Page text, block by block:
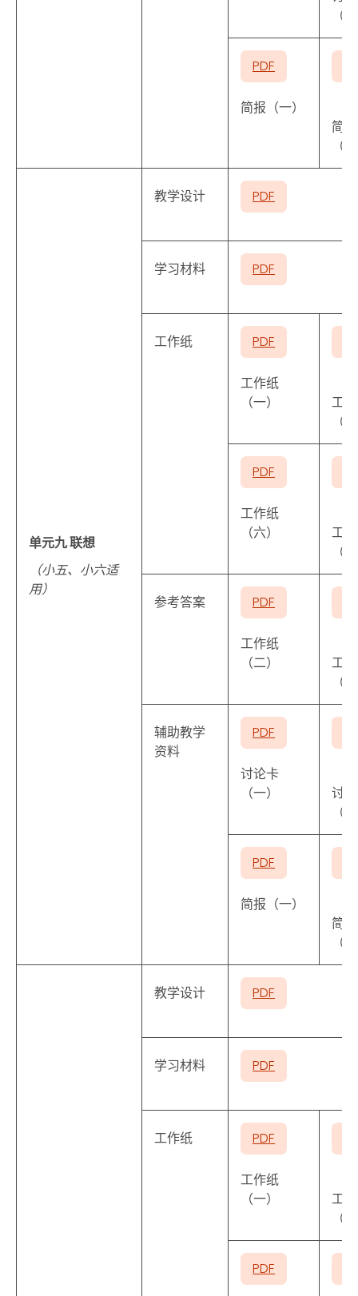
（
PDF
简报（一）
简报
（
单元九 联想
（小五、小六适
用）
教学设计 PDF
学习材料 PDF
工作纸 PDF
工作纸
（一）
工
（
PDF
工作纸
（六）
工
（
参考答案 PDF
工作纸
（二）
工
（
辅助教学
资料
PDF
讨论卡
（一）
讨
（
PDF
简报（一）
简报
（
教学设计 PDF
学习材料 PDF
工作纸 PDF
工作纸
（一）
工
（
PDF